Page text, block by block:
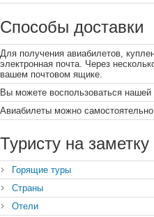
Способы доставки
Для получения авиабилетов,
электронная почта. Через
вашем почтовом ящике.
Вы можете воспользоваться нашей
Авиабилеты можно самостоятельно
Туристу на заметку
Горящие туры
Страны
Отели